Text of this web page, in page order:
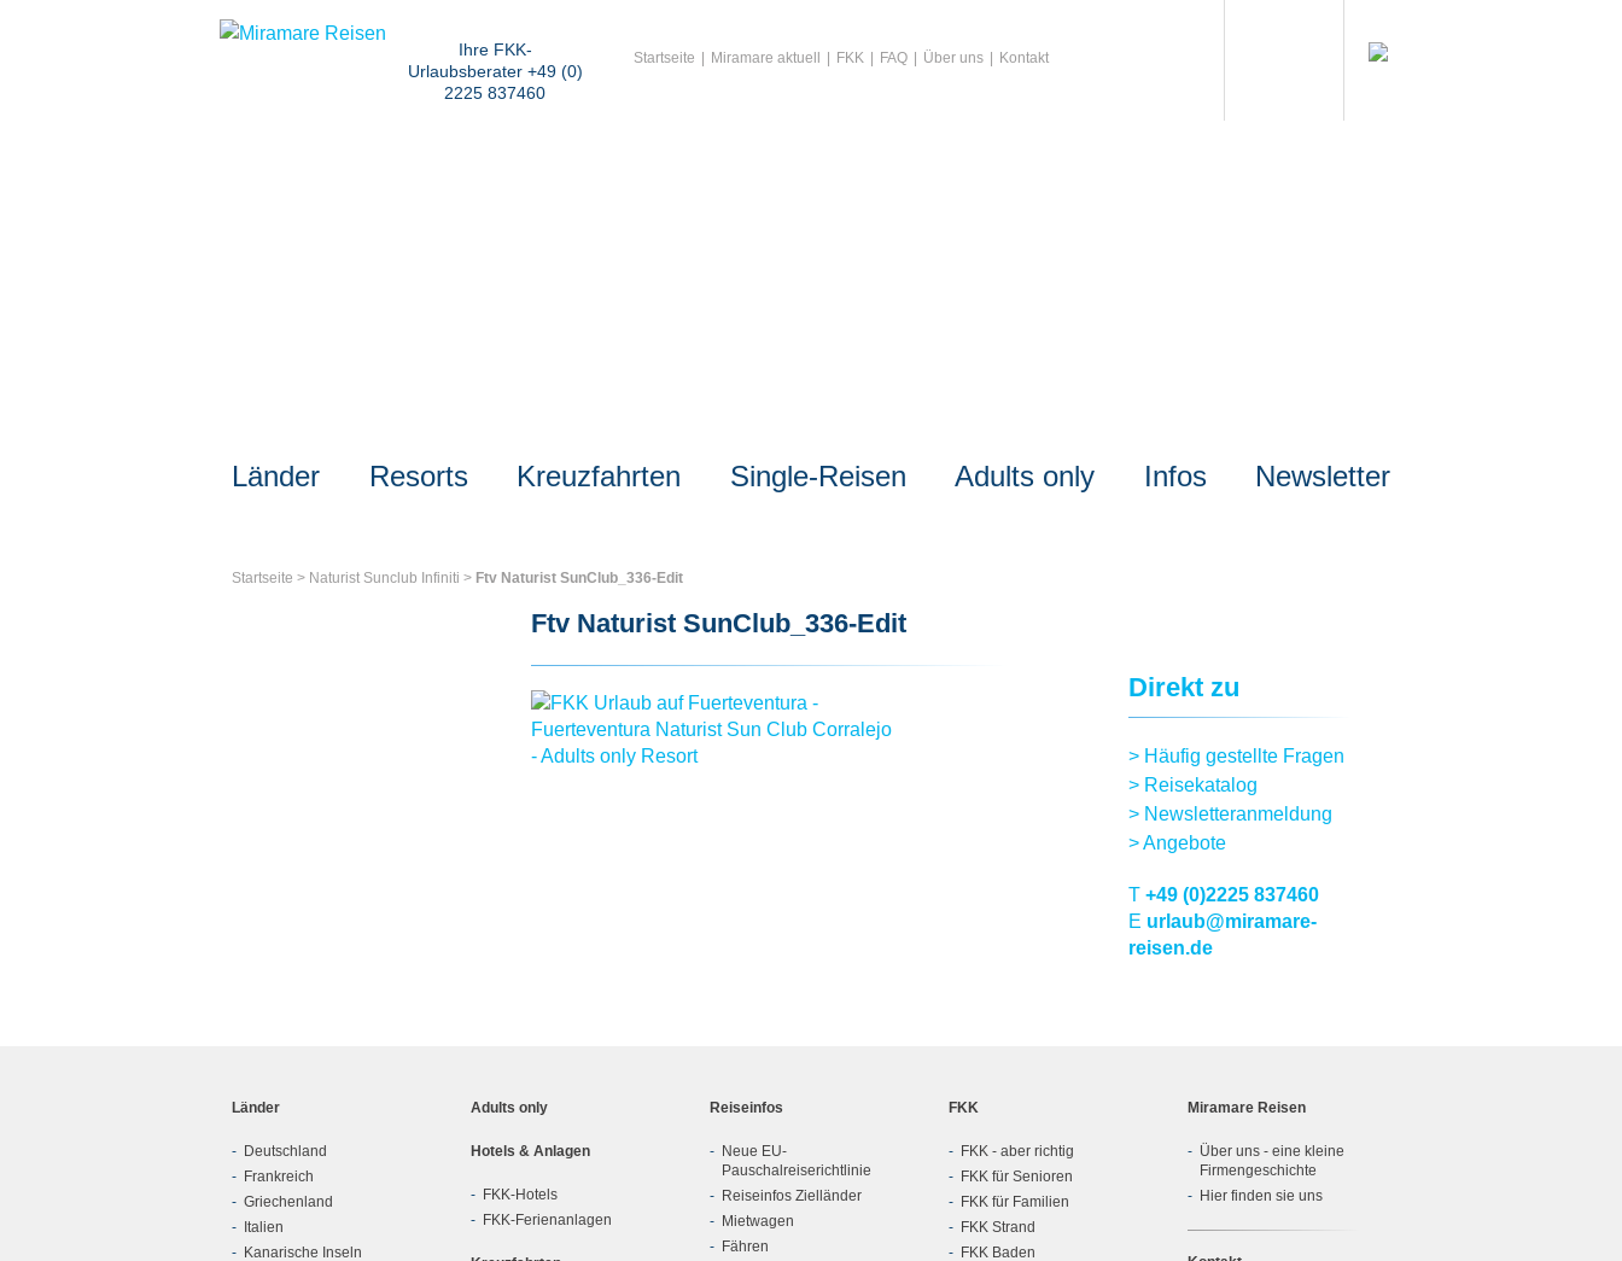
Ihre FKK-
Urlaubsberater +49 (0)
2225 837460
Startseite Miramare aktuell FKK FAQ Über uns Kontakt
Länder Resorts Kreuzfahrten Single-Reisen Adults only Infos Newsletter
Startseite > Naturist Sunclub Infiniti > Ftv Naturist SunClub_336-Edit
Ftv Naturist SunClub_336-Edit
Direkt zu
>Häufig gestellte Fragen
>Reisekatalog
>Newsletteranmeldung
>Angebote
T +49 (0)2225 837460
E urlaub@miramare-
reisen.de
Länder
Deutschland
Frankreich
Griechenland
Italien
Kanarische Inseln
Adults only
Hotels & Anlagen
FKK-Hotels
FKK-Ferienanlagen
Reiseinfos
Neue EU-
Pauschalreiserichtlinie
Reiseinfos Zielländer
Mietwagen
Fähren
FKK
FKK - aber richtig
FKK für Senioren
FKK für Familien
FKK Strand
FKK Baden
Miramare Reisen
Über uns - eine kleine
Firmengeschichte
Hier finden sie uns